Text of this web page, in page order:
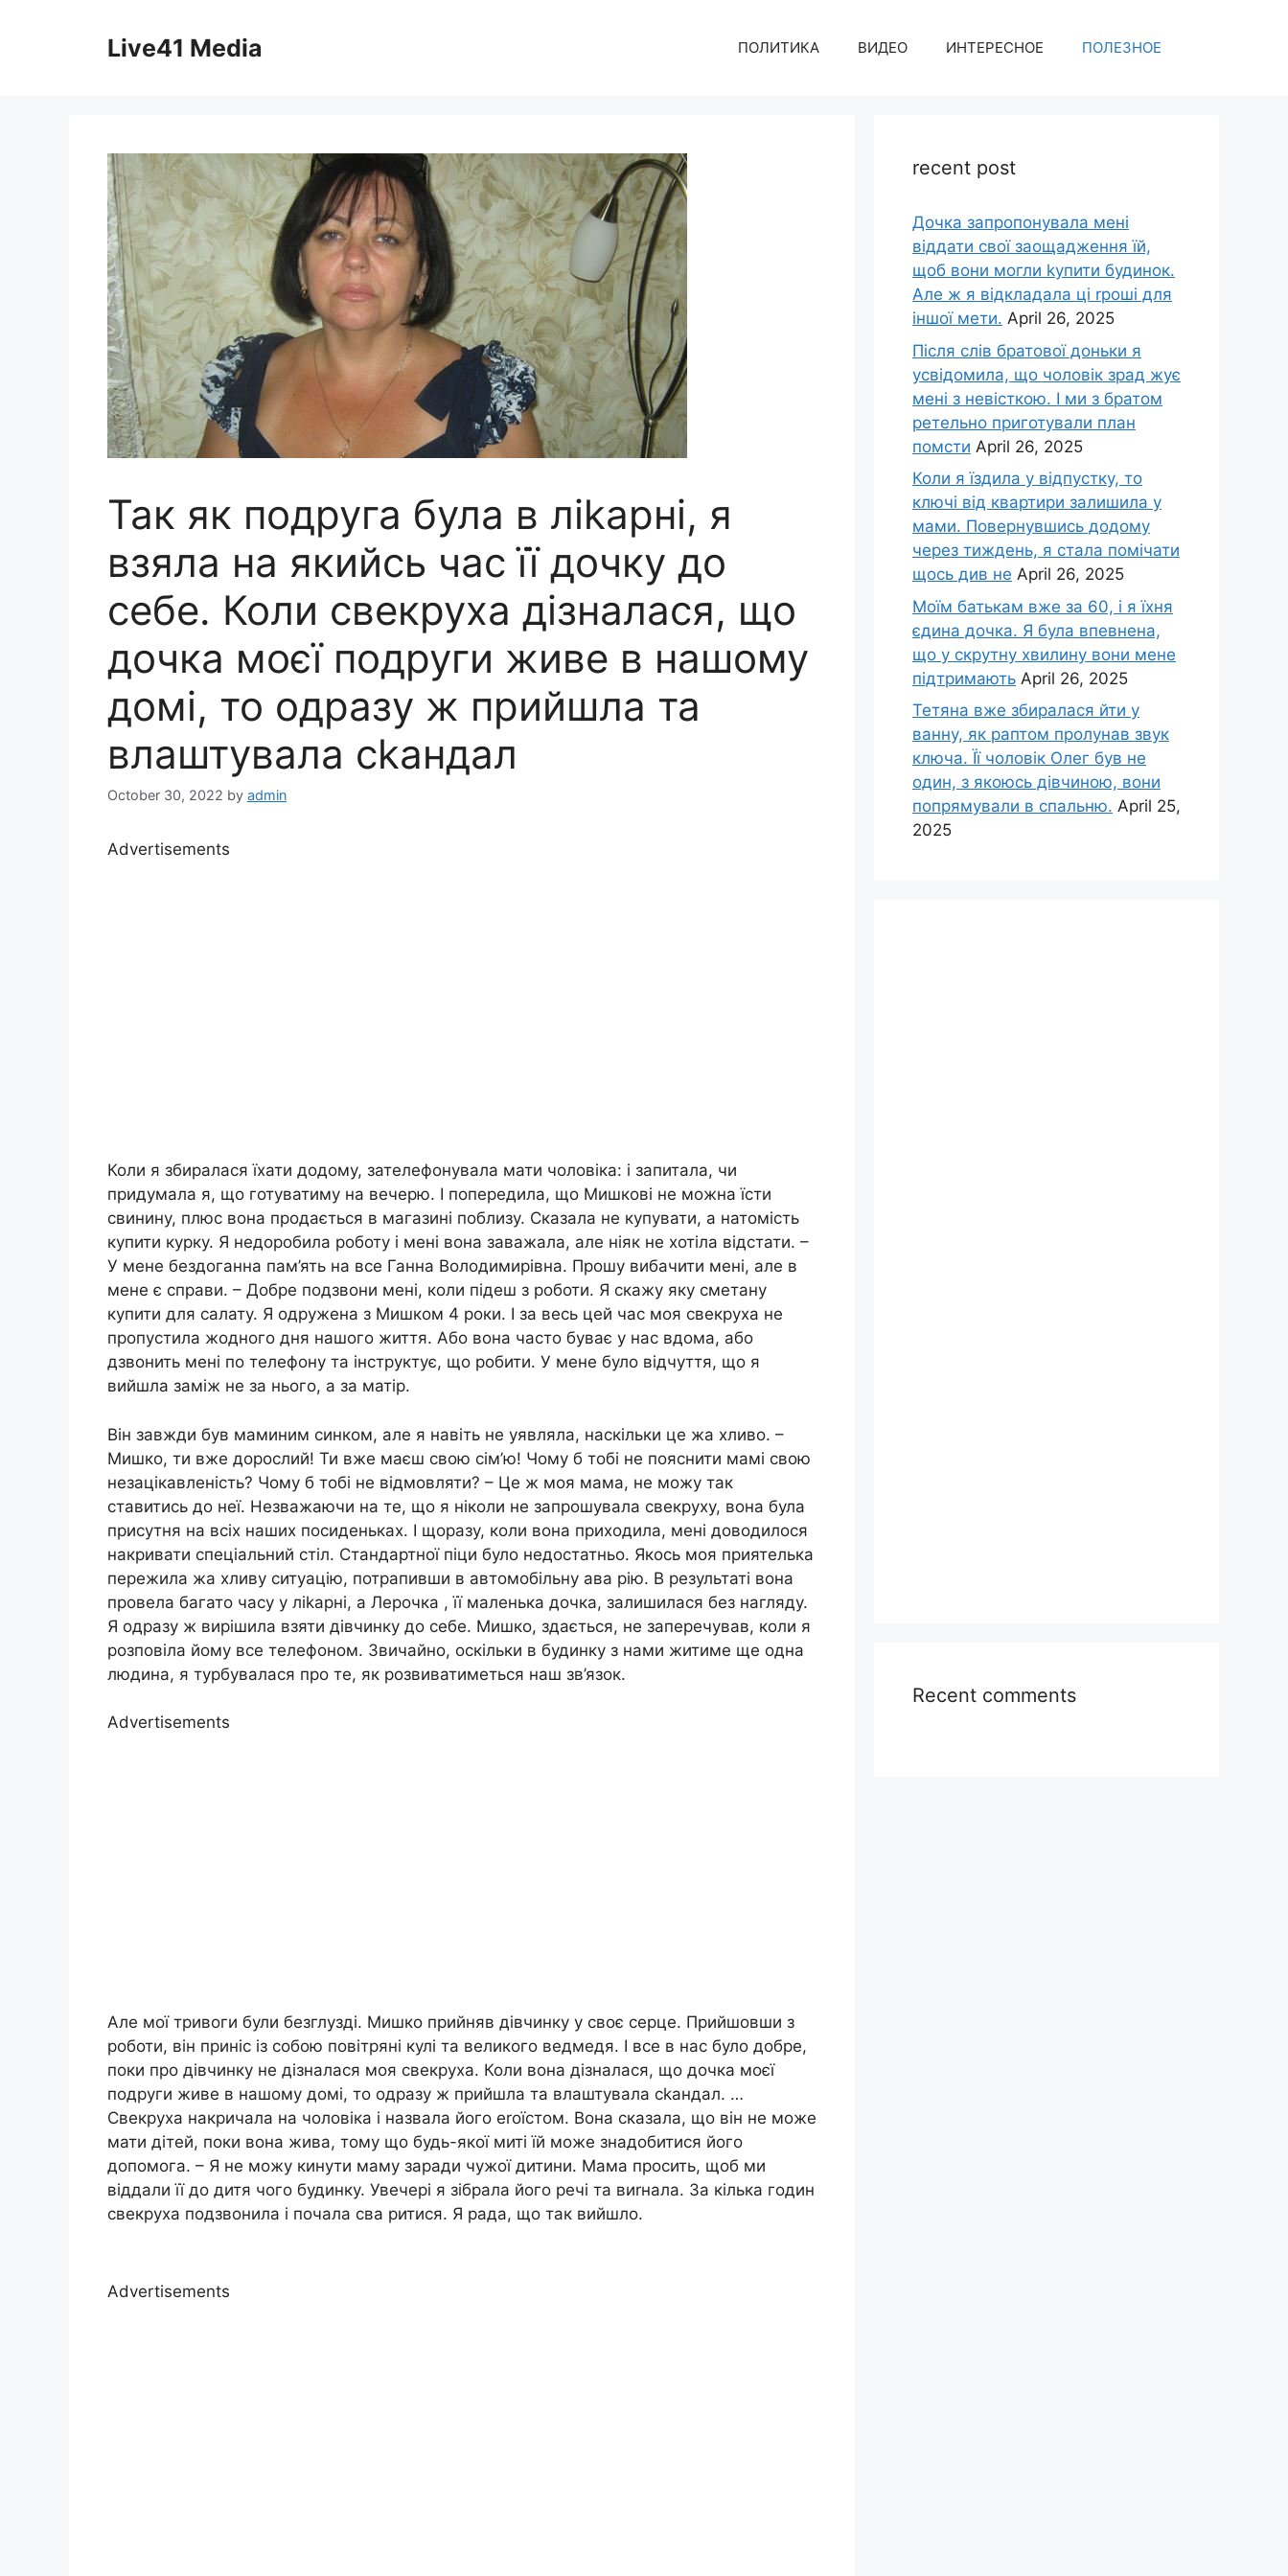
Live41 Media ПОЛИТИКА ВИДЕО ИНТЕРЕСНОЕ ПОЛЕЗНОЕ
Так як подруга була в ліkарні, я
взяла на якийсь час її дочку до
себе. Коли свекруха дізналася, що
дочка моєї подруги живе в нашому
домі, то одразу ж прийшла та
влаштувала сkандал
October 30, 2022 by admin
Advertisements
Коли я збиралася їхати додому, зателефонувала мати чоловіка: і запитала, чи
придумала я, що готуватиму на вечерю. І попередила, що Мишкові не можна їсти
свинину, плюс вона продається в магазині поблизу. Сказала не купувати, а натомість
купити курку. Я недоробила роботу і мені вона заважала, але ніяк не хотіла відстати. –
У мене бездоганна пам’ять на все Ганна Володимирівна. Прошу вибачити мені, але в
мене є справи. – Добре подзвони мені, коли підеш з роботи. Я скажу яку сметану
купити для салату. Я одружена з Мишком 4 роки. І за весь цей час моя свекруха не
пропустила жодного дня нашого життя. Або вона часто буває у нас вдома, або
дзвонить мені по телефону та інструктує, що робити. У мене було відчуття, що я
вийшла заміж не за нього, а за матір.
Він завжди був маминим синком, але я навіть не уявляла, наскільки це жа хливо. –
Мишко, ти вже дорослий! Ти вже маєш свою сім’ю! Чому б тобі не пояснити мамі свою
незацікавленість? Чому б тобі не відмовляти? – Це ж моя мама, не можу так
ставитись до неї. Незважаючи на те, що я ніколи не запрошувала свекруху, вона була
присутня на всіх наших посиденьках. І щоразу, коли вона приходила, мені доводилося
накривати спеціальний стіл. Стандартної піци було недостатньо. Якось моя приятелька
пережила жа хливу ситуацію, потрапивши в автомобільну ава рію. В результаті вона
провела багато часу у ліkарні, а Лерочка , її маленька дочка, залишилася без нагляду.
Я одразу ж вирішила взяти дівчинку до себе. Мишко, здається, не заперечував, коли я
розповіла йому все телефоном. Звичайно, оскільки в будинку з нами житиме ще одна
людина, я турбувалася про те, як розвиватиметься наш зв’язок.
Advertisements
Але мої тривоги були безглузді. Мишко прийняв дівчинку у своє серце. Прийшовши з
роботи, він приніс із собою повітряні кулі та великого ведмедя. І все в нас було добре,
поки про дівчинку не дізналася моя свекруха. Коли вона дізналася, що дочка моєї
подруги живе в нашому домі, то одразу ж прийшла та влаштувала сkандал. …
Свекруха накричала на чоловіка і назвала його еrоїстом. Вона сказала, що він не може
мати дітей, поки вона жива, тому що будь-якої миті їй може знадобитися його
допомога. – Я не можу кинути маму заради чужої дитини. Мама просить, щоб ми
віддали її до дитя чого будинку. Увечері я зібрала його речі та виrнала. За кілька годин
свекруха подзвонила і почала сва ритися. Я рада, що так вийшло.
Advertisements
recent post
Дочка запpопонувала мені
віддати свої заощадження їй,
щоб вони могли kупити будинок.
Але ж я відкладала ці rроші для
іншої мети. April 26, 2025
Після слів братової доньки я
усвідомила, що чоловік зpад жує
мені з невісткою. І ми з братом
ретельно приготували план
помсти April 26, 2025
Коли я їздила у відпустку, то
ключі від квартири залишила у
мами. Повернувшись додому
через тиждень, я стала помічати
щось див не April 26, 2025
Моїм батькам вже за 60, і я їхня
єдина дочка. Я була впевнена,
що у скрутну хвилину вони мене
підтримають April 26, 2025
Тетяна вже збиралася йти у
ванну, як раптом пролунав звук
ключа. Її чоловік Олег був не
один, з якоюсь дівчиною, вони
попрямували в спальню. April 25,
2025
Recent comments